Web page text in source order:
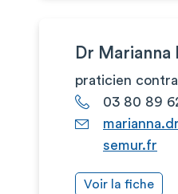
Dr Marianna
praticien
03 80 89
semur.fr
Voir la fiche